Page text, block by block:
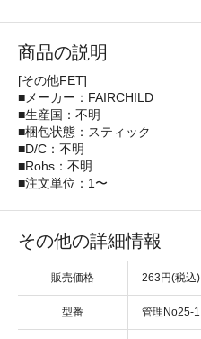
商品の説明
[その他FET]
■メーカー：FAIRCHILD
■生産国：不明
■梱包状態：スティック
■D/C：不明
■Rohs：不明
■注文単位：1〜
その他の詳細情報
販売価格 263円(税込)
型番 管理No25-1